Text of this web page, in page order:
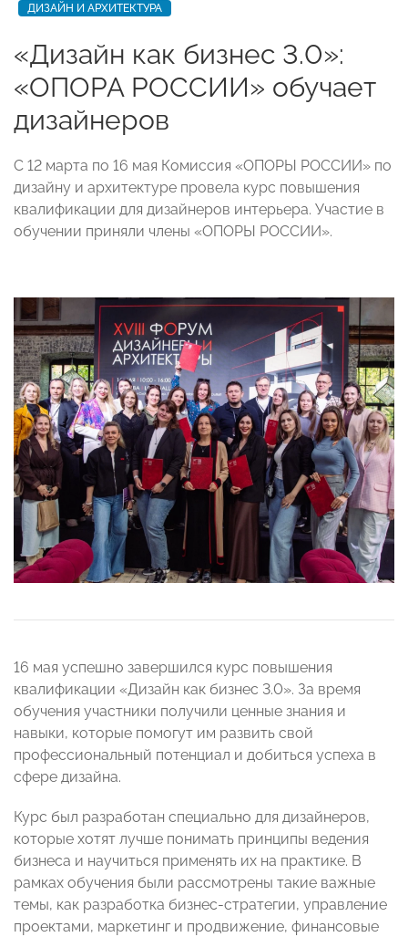
ДИЗАЙН И АРХИТЕКТУРА
«Дизайн как бизнес 3.0»:
«ОПОРА РОССИИ» обучает
дизайнеров
С 12 марта по 16 мая Комиссия «ОПОРЫ РОССИИ» по
дизайну и архитектуре провела курс повышения
квалификации для дизайнеров интерьера. Участие в
обучении приняли члены «ОПОРЫ РОССИИ».
16 мая успешно завершился курс повышения
квалификации «Дизайн как бизнес 3.0». За время
обучения участники получили ценные знания и
навыки, которые помогут им развить свой
профессиональный потенциал и добиться успеха в
сфере дизайна.
Курс был разработан специально для дизайнеров,
которые хотят лучше понимать принципы ведения
бизнеса и научиться применять их на практике. В
рамках обучения были рассмотрены такие важные
темы, как разработка бизнес-стратегии, управление
проектами, маркетинг и продвижение, финансовые